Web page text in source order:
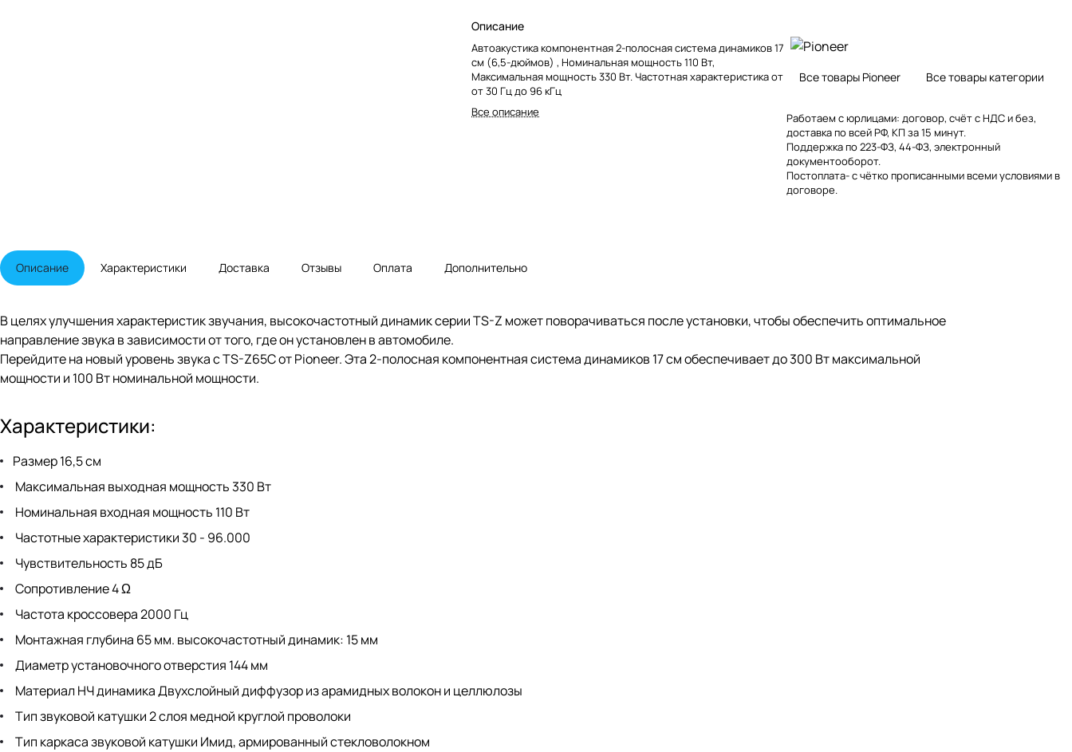
Описание
Автоакустика компонентная 2-полосная система динамиков 17
см (6,5-дюймов) , Номинальная мощность 110 Вт,
Максимальная мощность 330 Вт. Частотная характеристика от
от 30 Гц до 96 кГц
Все описание
Все товары Pioneer Все товары категории
Работаем с юрлицами: договор, счёт с НДС и без,
доставка по всей РФ, КП за 15 минут.
Поддержка по 223-ФЗ, 44-ФЗ, электронный
документооборот.
Постоплата- с чётко прописанными всеми условиями в
договоре.
Описание Характеристики Доставка Отзывы Оплата Дополнительно
В целях улучшения характеристик звучания, высокочастотный динамик серии TS-Z может поворачиваться после установки, чтобы обеспечить оптимальное
направление звука в зависимости от того, где он установлен в автомобиле.
Перейдите на новый уровень звука с TS-Z65C от Pioneer. Эта 2-полосная компонентная система динамиков 17 см обеспечивает до 300 Вт максимальной
мощности и 100 Вт номинальной мощности.
Характеристики:
Размер 16,5 см
Максимальная выходная мощность 330 Вт
Номинальная входная мощность 110 Вт
Частотные характеристики 30 - 96.000
Чувствительность 85 дБ
Сопротивление 4 Ω
Частота кроссовера 2000 Гц
Монтажная глубина 65 мм. высокочастотный динамик: 15 мм
Диаметр установочного отверстия 144 мм
Материал НЧ динамика Двухслойный диффузор из арамидных волокон и целлюлозы
Тип звуковой катушки 2 слоя медной круглой проволоки
Тип каркаса звуковой катушки Имид, армированный стекловолокном